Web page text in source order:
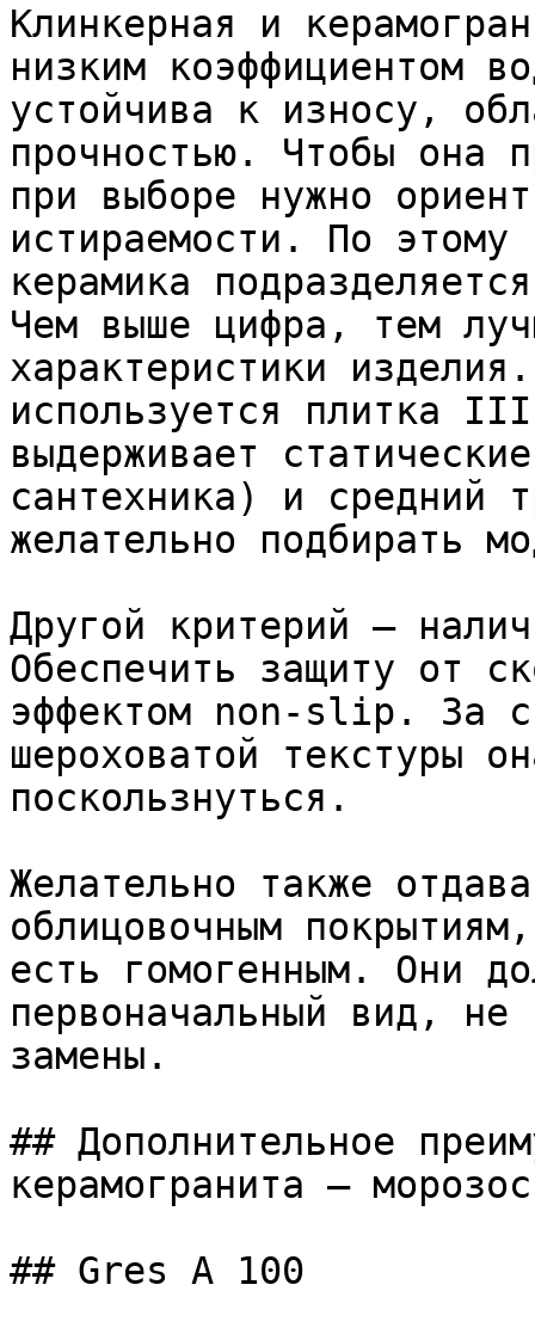
Клинкерная и
низким коэффициентом
устойчива к износу,
прочностью. Чтобы она
при выборе нужно
истираемости. По этому
керамика
Чем выше цифра, тем
характеристики
используется плитка
выдерживает
сантехника) и средний
желательно подбирать
Другой критерий –
Обеспечить защиту от
эффектом non-slip. За
шероховатой текстуры
поскользнуться.
Желательно также
облицовочным
есть гомогенным. Они
первоначальный вид, не
замены.
## Дополнительное
керамогранита –
## Gres A 100